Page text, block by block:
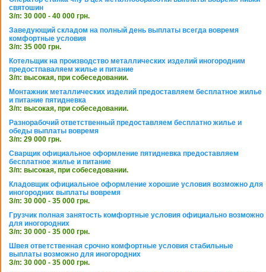
святошин
З/п: 30 000 - 40 000 грн.
Заведующий складом на полный день выплаты всегда вовремя
комфортные условия
З/п: 35 000 грн.
Котельщик на производство металлических изделий иногородним
предостпаваляем жилье и питание
З/п: высокая, при собеседовании.
Монтажник металлических изделий предоставляем бесплатное жилье
и питание пятидневка
З/п: высокая, при собеседовании.
Разнорабочий ответственный предоставляем бесплатно жилье и
обеды выплаты вовремя
З/п: 29 000 грн.
Сварщик официальное оформление пятидневка предоставляем
бесплатное жилье и питание
З/п: высокая, при собеседовании.
Кладовщик официальное оформление хорошие условия возможно для
иногородних выплаты вовремя
З/п: 30 000 - 35 000 грн.
Грузчик полная занятость комфортные условия официально возможно
для иногородних
З/п: 30 000 - 35 000 грн.
Швея ответственная срочно комфортные условия стабильные
выплаты возможно для иногородних
З/п: 30 000 - 35 000 грн.